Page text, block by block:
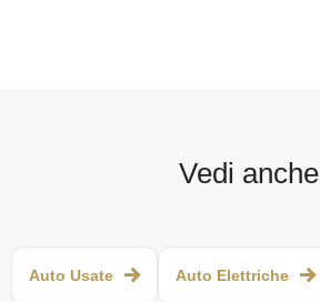
Vedi anche
Auto Usate Auto Elettriche